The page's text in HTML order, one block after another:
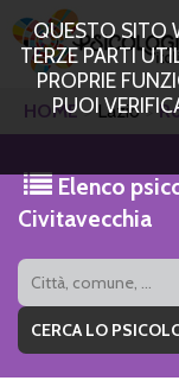
QUESTO SITO
TERZE PARTI
PROPRIE
PUOI
HOME Lazio
Elenco
Civitavecchia